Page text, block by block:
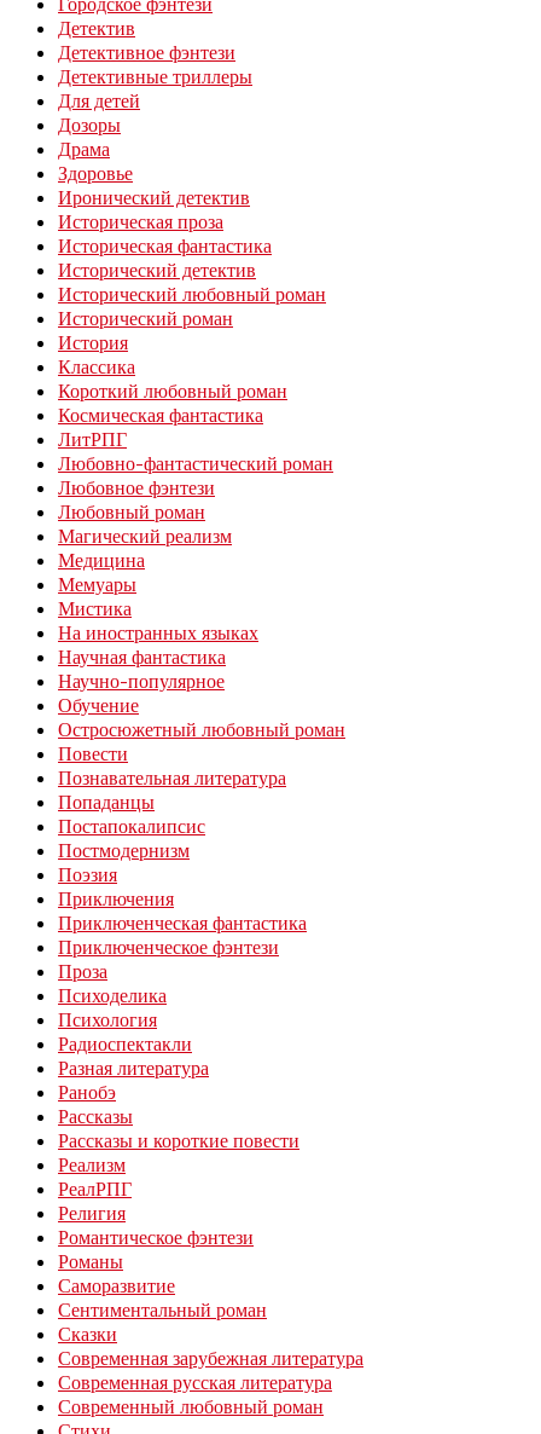
Детектив
Детективное фэнтези
Детективные триллеры
Для детей
Дозоры
Драма
Здоровье
Иронический детектив
Историческая проза
Историческая фантастика
Исторический детектив
Исторический любовный роман
Исторический роман
История
Классика
Короткий любовный роман
Космическая фантастика
ЛитРПГ
Любовно-фантастический роман
Любовное фэнтези
Любовный роман
Магический реализм
Медицина
Мемуары
Мистика
На иностранных языках
Научная фантастика
Научно-популярное
Обучение
Остросюжетный любовный роман
Повести
Познавательная литература
Попаданцы
Постапокалипсис
Постмодернизм
Поэзия
Приключения
Приключенческая фантастика
Приключенческое фэнтези
Проза
Психоделика
Психология
Радиоспектакли
Разная литература
Ранобэ
Рассказы
Рассказы и короткие повести
Реализм
РеалРПГ
Религия
Романтическое фэнтези
Романы
Саморазвитие
Сентиментальный роман
Сказки
Современная зарубежная литература
Современная русская литература
Современный любовный роман